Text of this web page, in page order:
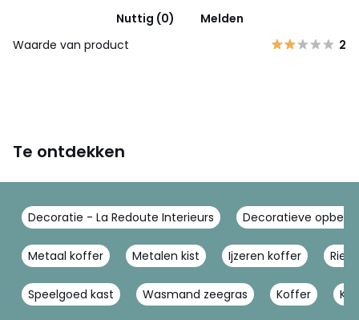
Nuttig (0)
Melden
Waarde van product
2
Te ontdekken
Decoratie - La Redoute Interieurs Decoratieve
Metaal koffer Metalen kist Ijzeren koffer
Speelgoed kast Wasmand zeegras Koffer